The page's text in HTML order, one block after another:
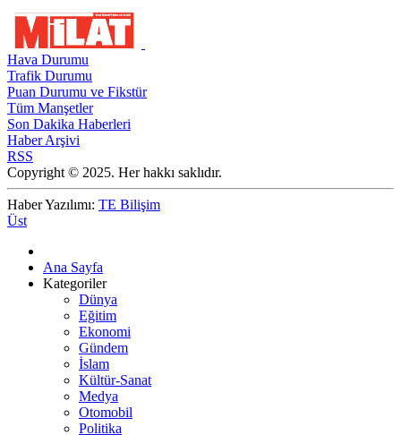
Hava Durumu
Trafik Durumu
Puan Durumu ve Fikstür
Tüm Manşetler
Son Dakika Haberleri
Haber Arşivi
RSS
Copyright © 2025. Her hakkı saklıdır.
Haber Yazılımı: TE Bilişim
Üst
Ana Sayfa
Kategoriler
Dünya
Eğitim
Ekonomi
Gündem
İslam
Kültür-Sanat
Medya
Otomobil
Politika